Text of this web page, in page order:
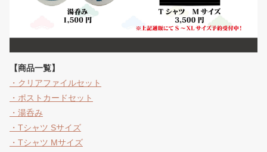
【商品一覧】
・クリアファイルセット
・ポストカードセット
・湯呑み
・Tシャツ Sサイズ
・Tシャツ Mサイズ